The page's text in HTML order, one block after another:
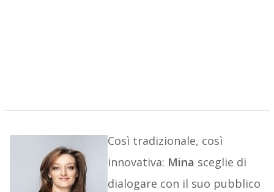
Così tradizionale, così
innovativa: Mina sceglie di
dialogare con il suo pubblico